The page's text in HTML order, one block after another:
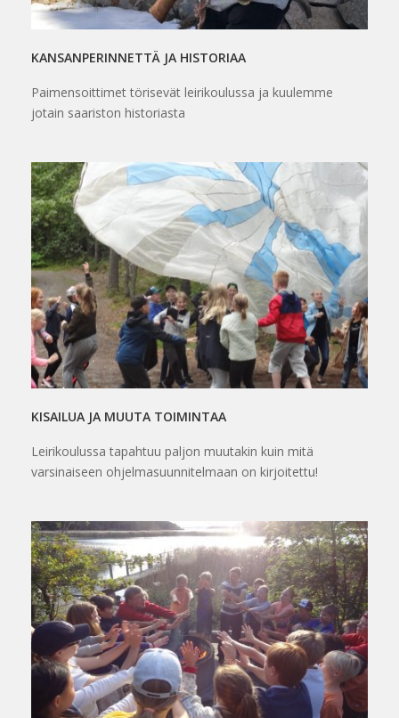
KANSANPERINNETTÄ JA HISTORIAA
Paimensoittimet törisevät leirikoulussa ja kuulemme
jotain saariston historiasta
KISAILUA JA MUUTA TOIMINTAA
Leirikoulussa tapahtuu paljon muutakin kuin mitä
varsinaiseen ohjelmasuunnitelmaan on kirjoitettu!